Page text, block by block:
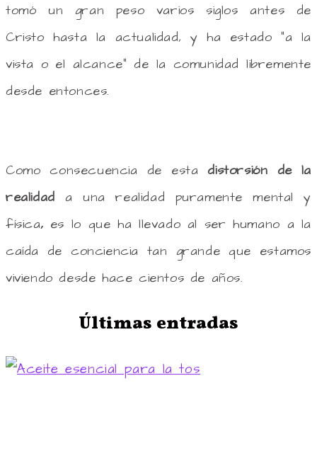
tomó un gran peso varios siglos antes de
Cristo hasta la actualidad, y ha estado “a la
vista o el alcance” de la comunidad libremente
desde entonces.
Como consecuencia de esta distorsión de la
realidad a una realidad puramente mental y
física, es lo que ha llevado al ser humano a la
caída de conciencia tan grande que estamos
viviendo desde hace cientos de años.
Últimas entradas